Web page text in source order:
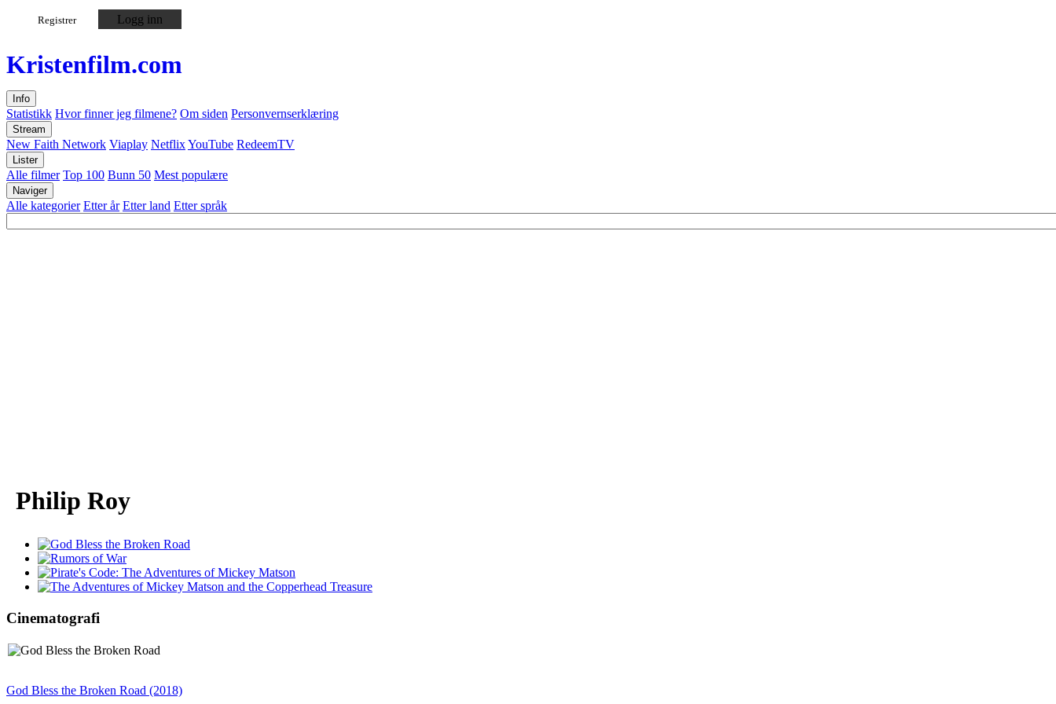
Registrer Logg inn
Kristenfilm.com
Info
Statistikk Hvor finner jeg filmene? Om siden Personvernserklæring
Stream
New Faith Network Viaplay NetflixYouTube RedeemTV
Lister
Alle filmer Top 100 Bunn 50 Mest populære
Naviger
Alle kategorier Etter år Etter land Etter språk
Philip Roy
Cinematografi
God Bless the Broken Road (2018)